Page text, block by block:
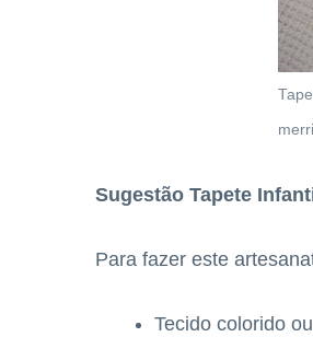
Sugestão Tapete
Para fazer este
Tecido colorido